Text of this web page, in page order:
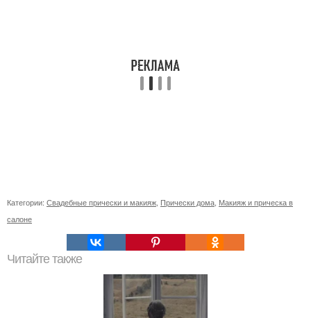
Категории: Свадебные прически и макияж Прически дома Макияж и прическа в
салоне
Читайте также